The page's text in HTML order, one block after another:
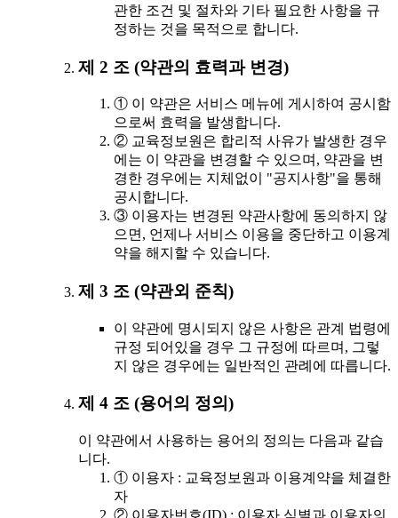
관한 조건 및 절차와 기타 필요한 사항을 규
정하는 것을 목적으로 합니다.
제 2 조 (약관의 효력과 변경)
① 이 약관은 서비스 메뉴에 게시하여 공시함
으로써 효력을 발생합니다.
② 교육정보원은 합리적 사유가 발생한 경우
에는 이 약관을 변경할 수 있으며, 약관을 변
경한 경우에는 지체없이 "공지사항"을 통해
공시합니다.
③ 이용자는 변경된 약관사항에 동의하지 않
으면, 언제나 서비스 이용을 중단하고 이용계
약을 해지할 수 있습니다.
제 3 조 (약관외 준칙)
이 약관에 명시되지 않은 사항은 관계 법령에
규정 되어있을 경우 그 규정에 따르며, 그렇
지 않은 경우에는 일반적인 관례에 따릅니다.
제 4 조 (용어의 정의)
이 약관에서 사용하는 용어의 정의는 다음과 같습
니다.
① 이용자 : 교육정보원과 이용계약을 체결한
자